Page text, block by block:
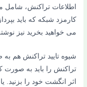
اطلاعات تراکنش، شامل
کارمزد شبکه که باید
می خواهید بخرید نیز
شیوه تایید تراکنش هم
اثر انگشت خود را بزنید.